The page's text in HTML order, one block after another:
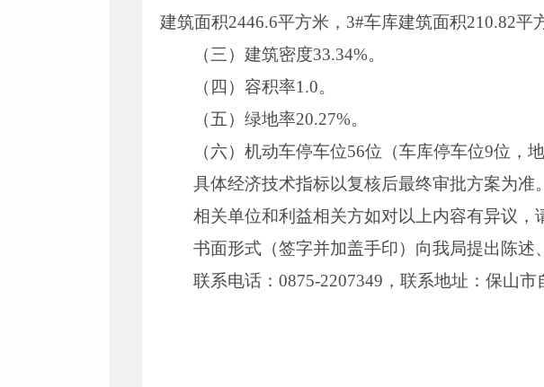
建筑面积2446.6平方米，3#车库建筑面积210.82平
（三）建筑密度33.34%。
（四）容积率1.0。
（五）绿地率20.27%。
（六）机动车停车位56位（车库停车位9位，
具体经济技术指标以复核后最终审批方案为准。
相关单位和利益相关方如对以上内容有异议，
书面形式（签字并加盖手印）向我局提出陈述
联系电话：0875-2207349，联系地址：保山市